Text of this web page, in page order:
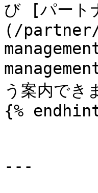
び [パート
(/
う案内でき
{%
---